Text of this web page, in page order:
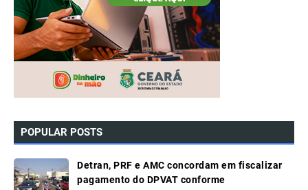
POPULAR POSTS
Detran, PRF e AMC concordam em fiscalizar
pagamento do DPVAT conforme